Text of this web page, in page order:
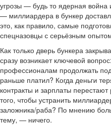
угрозы — будь то ядерная война
— миллиардера в бункер
это, как правило, самые
спецназовцы с серьёзным
Как только дверь бункера
сразу возникает ключевой
профессионалам продолжать
раньше платил? Когда деньги
контракты и зарплаты
того, чтобы устранить
заложника/раба? По мнению
тему, — ничего.